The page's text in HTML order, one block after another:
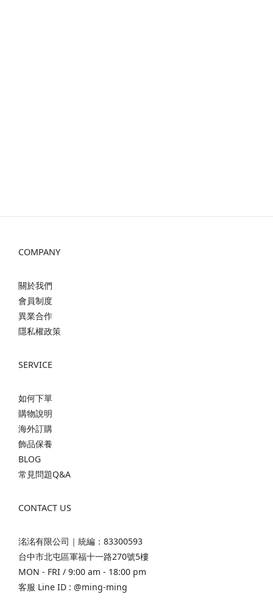
COMPANY
關於我們
會員制度
異業合作
隱私權政策
SERVICE
如何下單
購物說明
海外訂購
飾品保養
BLOG
常見問題Q&A
CONTACT US
洺洺有限公司｜統編：83300593
台中市北屯區軍福十一路270號5樓
MON - FRI / 9:00 am - 18:00 pm
客服 Line ID : @ming-ming